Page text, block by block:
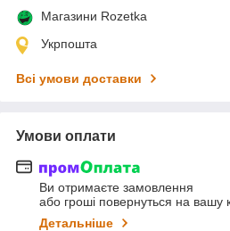
Магазини Rozetka
Укрпошта
Всі умови доставки
Умови оплати
Ви отримаєте замовлення
або гроші повернуться на вашу
Детальніше